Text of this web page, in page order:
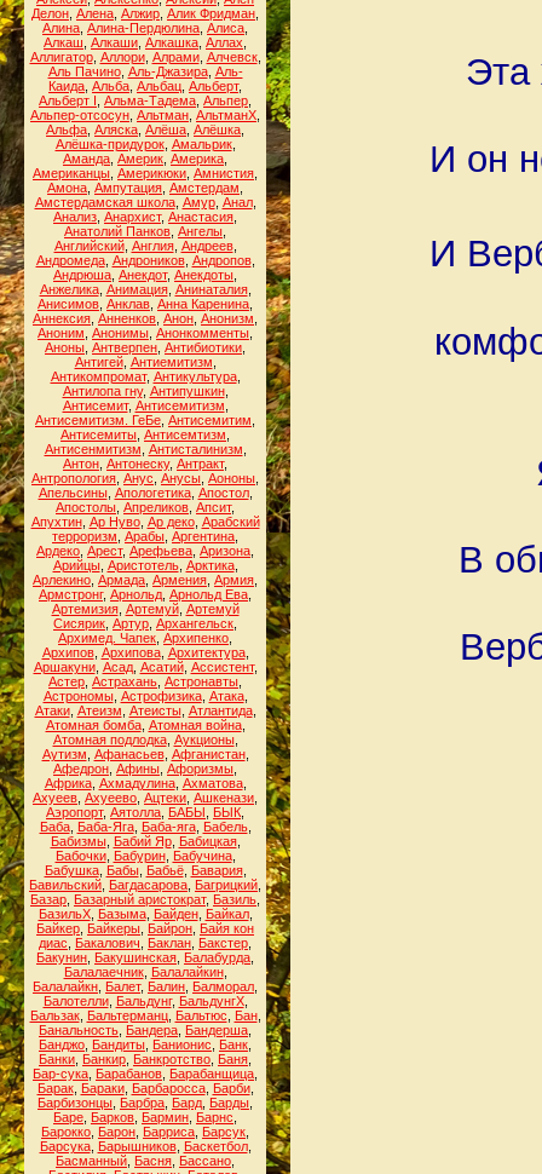
Делон Алена Алжир Алик Фридман
Алина Алина-Пердюлина Алиса
Алкаш Алкаши Алкашка Аллах
Аллигатор, Аллори, Алрами, Алчевск,
Аль Пачино, Аль-Джазира, Аль-
Каида Альба Альбац Альберт,
Альберт I Альма-Тадема Альпер
Альпер-отсосун Альтман АльтманХ
Альфа Аляска Алёша Алёшка
Алёшка-придурок, Амальрик,
Аманда Америк Америка
Американцы Америкюки Амнистия
Амона Ампутация Амстердам
Амстердамская школа, Амур, Анал,
Анализ Анархист, Анастасия
Анатолий Панков Ангелы
Английский, Англия, Андреев,
Андромеда, Андроников, Андропов,
Андрюша Анекдот, Анекдоты
Анжелика, Анимация, Анинаталия,
Анисимов Анклав Анна Каренина
Аннексия Анненков Анон Анонизм
Аноним Анонимы Анонкомменты
Аноны Антверпен Антибиотики
Антигей, Антиемитизм
Антикомпромат, Антикультура,
Антилопа гну, Антипушкин,
Антисемит, Антисемитизм
Антисемитизм. ГеБе Антисемитим
Антисемиты Антисемтизм
Антисенмитизм Антисталинизм
Антон Антонеску, Антракт,
Антропология Анус Анусы Аононы
Апельсины, Апологетика, Апостол,
Апостолы Апреликов Апсит,
Апухтин, Ар Нуво, Ар деко, Арабский
терроризм Арабы Аргентина
Ардеко Арест, Арефьева Аризона
Арийцы, Аристотель, Арктика,
Арлекино Армада Армения Армия
Армстронг, Арнольд Арнольд Ева
Артемизия, Артемуй, Артемуй
Сисярик Артур Архангельск
Архимед. Чапек Архипенко
Архипов, Архипова, Архитектура,
Аршакуни, Асад, Асатий, Ассистент,
Астер Астрахань Астронавты
Астрономы, Астрофизика, Атака,
Атаки, Атеизм Атеисты, Атлантида,
Атомная бомба, Атомная война,
Атомная подлодка, Аукционы,
Аутизм Афанасьев, Афганистан,
Афедрон Афины Афоризмы
Африка, Ахмадулина, Ахматова,
Ахуеев Ахуеево Ацтеки Ашкенази
Аэропорт, Аятолла БАБЫ БЫК
Баба, Баба-Яга, Баба-яга, Бабель,
Бабизмы, Бабий Яр, Бабицкая,
Бабочки, Бабурин, Бабучина,
Бабушка, Бабы, Бабьё, Бавария,
Бавильский Багдасарова Багрицкий
Базар Базарный аристократ, Базиль
БазильХ, Базыма, Байден, Байкал,
Байкер Байкеры Байрон Байя кон
диас
Бакалович Баклан Бакстер
Бакунин Бакушинская Балабурда
Балалаечник, Балалайкин,
Балалайкн Балет, Балин Балморал
Балотелли, Бальдунг, БальдунгХ,
Бальзак, Бальтерманц, Бальтюс Бан,
Банальность Бандера Бандерша
Банджо Бандиты Банионис Банк
Банки Банкир Банкротство Баня
Бар-сука Барабанов Барабанщица
Барак, Бараки, Барбаросса, Барби,
Барбизонцы Барбра Бард Барды
Баре Барков Бармин Барнс
Барокко Барон Барриса Барсук
Барсука, Барышников, Баскетбол,
Басманный Басня Бассано
Эта
И он
И
В